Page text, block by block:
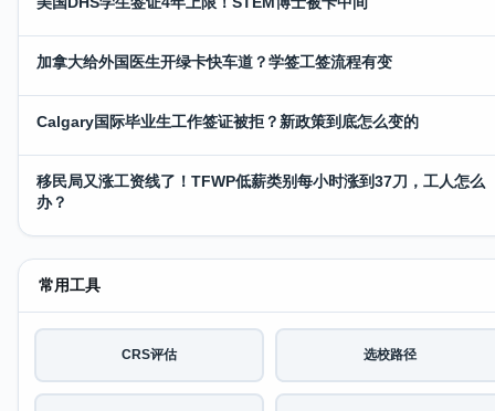
加拿大给外国医生开绿卡快车道？学签工签流程有变
Calgary国际毕业生工作签证被拒？新政策到底怎么变的
移民局又涨工资线了！TFWP低薪类别每小时涨到37刀，工人怎么
办？
常用工具
CRS评估 选校路径